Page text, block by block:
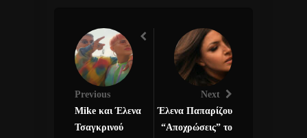
Previous
Μike και Έλενα
Τσαγκρινού
Next
Έλενα Παπαρίζου
“Αποχρώσεις” το